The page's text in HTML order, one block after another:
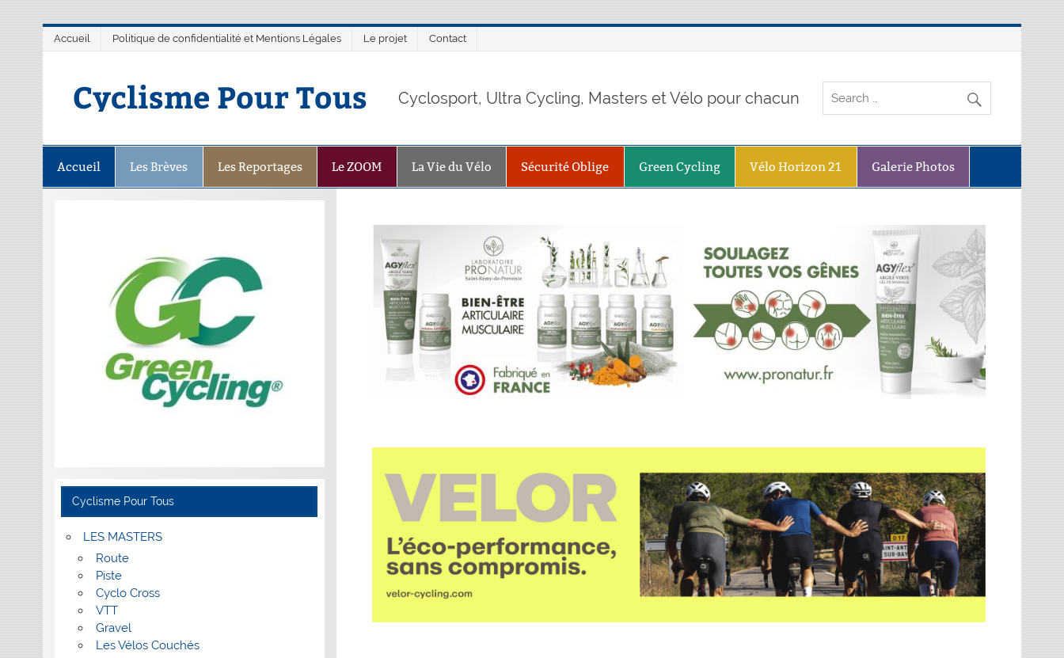
Accueil Politique de confidentialité et Mentions Légales Le projet Contact
Cyclisme Pour Tous Cyclosport, Ultra Cycling, Masters et Vélo pour chacun
Accueil Les Brèves Les Reportages Le ZOOM La Vie du Vélo Sécurité Oblige Green Cycling Vélo Horizon 21 Galerie Photos
Cyclisme Pour Tous
LES MASTERS
Route
Piste
Cyclo Cross
VTT
Gravel
Les Vélos Couchés